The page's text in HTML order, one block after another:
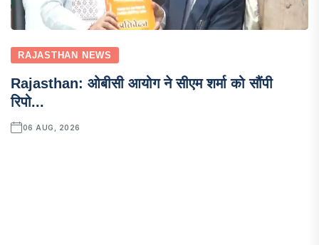
RAJASTHAN NEWS
Rajasthan: ओबीसी आयोग ने सीएम शर्मा को सौंपी
रिपो...
06 AUG, 2026